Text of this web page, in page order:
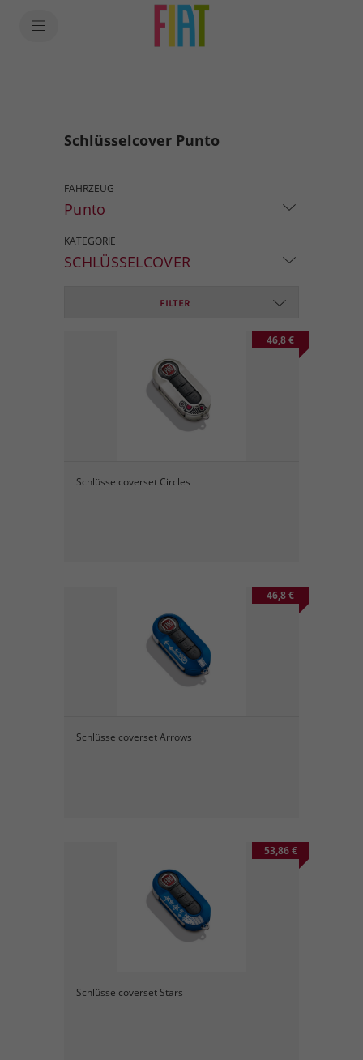
Schlüsselcover Punto
FAHRZEUG
Punto
KATEGORIE
SCHLÜSSELCOVER
FILTER
46,8 €
Schlüsselcoverset Circles
46,8 €
Schlüsselcoverset Arrows
53,86 €
Schlüsselcoverset Stars